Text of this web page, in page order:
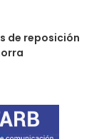
de reposición